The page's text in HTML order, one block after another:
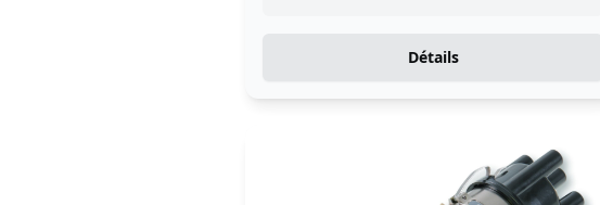
Détails